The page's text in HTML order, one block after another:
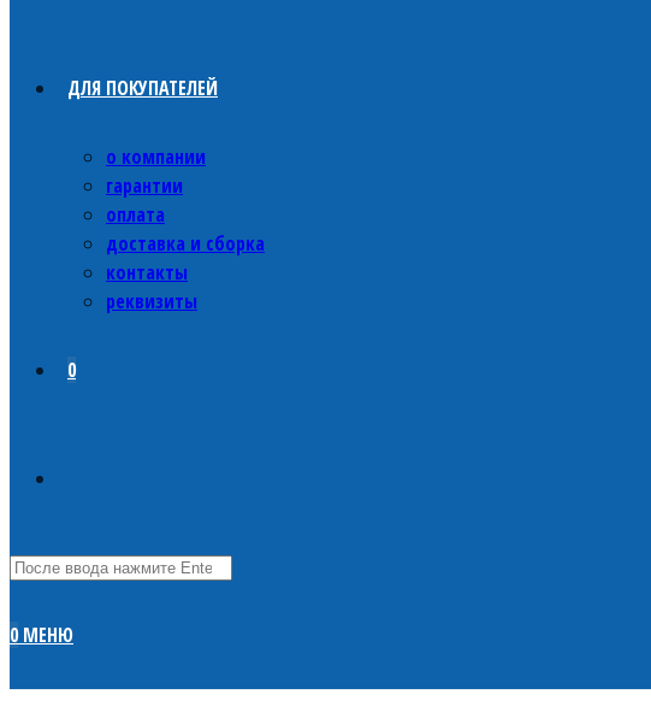
ДЛЯ ПОКУПАТЕЛЕЙ
о компании
гарантии
оплата
доставка и сборка
контакты
реквизиты
0
0 МЕНЮ